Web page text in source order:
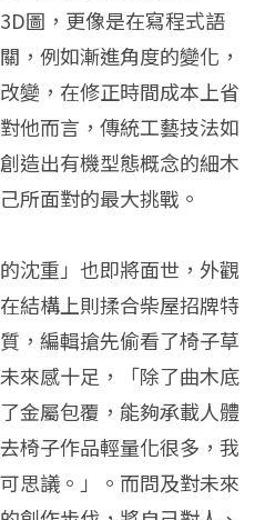
圖，更像是在寫程式語
，例如漸進角度的變化，
變，在修正時間成本上省
他而言，傳統工藝技法如
造出有機型態概念的細木
所面對的最大挑戰。
沈重」也即將面世，外觀
結構上則揉合柴屋招牌特
，編輯搶先偷看了椅子草
來感十足，「除了曲木底
金屬包覆，能夠承載人體
椅子作品輕量化很多，我
思議。」。而問及對未來